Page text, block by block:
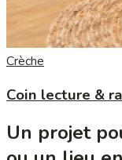
Crèche
Coin lecture &
Un projet